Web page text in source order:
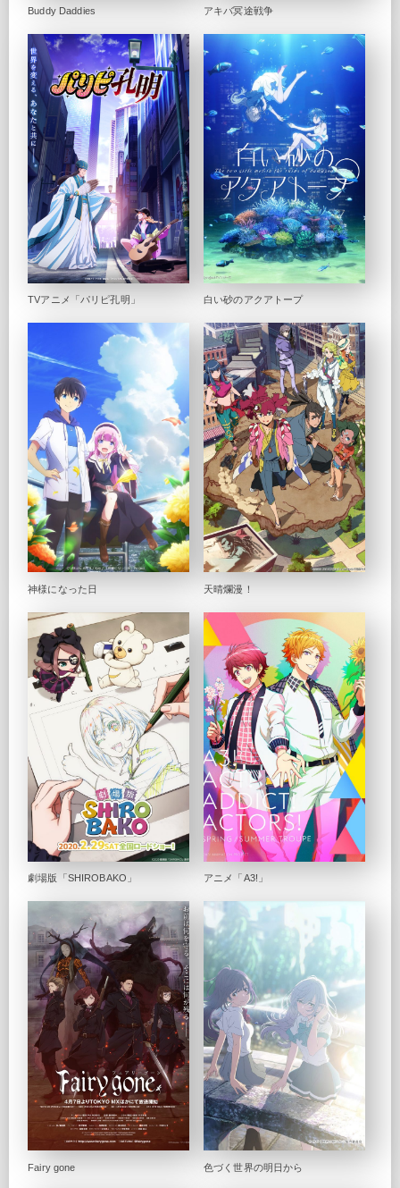
Buddy Daddies アキバ冥途戦争
TVアニメ「パリピ孔明」 白い砂のアクアトープ
神様になった日 天晴爛漫！
劇場版「SHIROBAKO」 アニメ「A3!」
Fairy gone 色づく世界の明日から